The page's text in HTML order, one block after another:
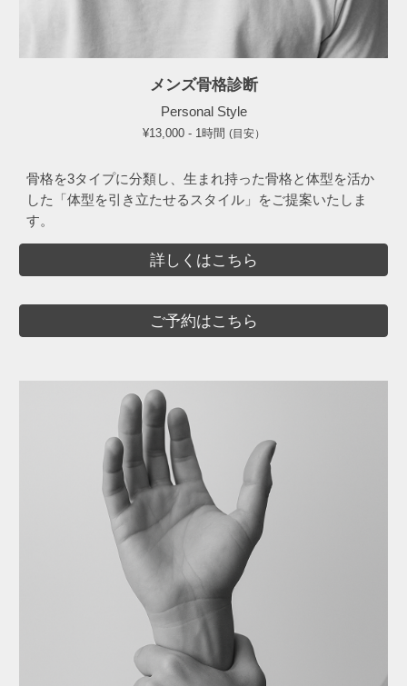
メンズ骨格診断
Personal Style
¥13,000 - 1時間 (目安）
骨格を3タイプに分類し、生まれ持った骨格と体型を活か
した「体型を引き立たせるスタイル」をご提案いたしま
す。
詳しくはこちら
ご予約はこちら